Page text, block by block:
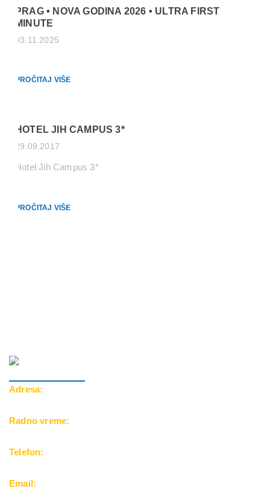
PRAG • NOVA GODINA 2026 • ULTRA FIRST
MINUTE
03.11.2025
PROČITAJ VIŠE
HOTEL JIH CAMPUS 3*
29.09.2017
Hotel Jih Campus 3*
PROČITAJ VIŠE
Adresa:
Radno vreme:
Telefon:
Email: